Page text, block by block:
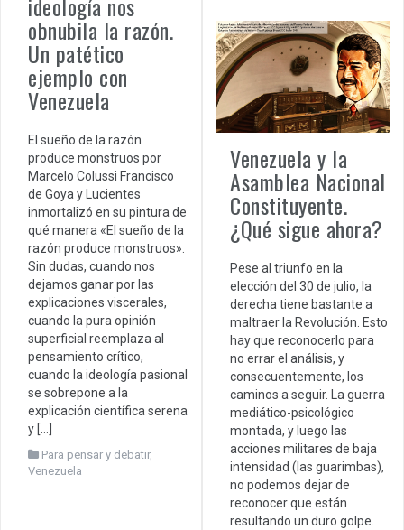
obnubila la razón.
Un patético
ejemplo con
Venezuela
El sueño de la razón
produce monstruos por
Marcelo Colussi Francisco
de Goya y Lucientes
inmortalizó en su pintura de
qué manera «El sueño de la
razón produce monstruos».
Sin dudas, cuando nos
dejamos ganar por las
explicaciones viscerales,
cuando la pura opinión
superficial reemplaza al
pensamiento crítico,
cuando la ideología pasional
se sobrepone a la
explicación científica serena
y […]
Para pensar y debatir,
Venezuela
Venezuela y la
Asamblea Nacional
Constituyente.
¿Qué sigue ahora?
Pese al triunfo en la
elección del 30 de julio, la
derecha tiene bastante a
maltraer la Revolución. Esto
hay que reconocerlo para
no errar el análisis, y
consecuentemente, los
caminos a seguir. La guerra
mediático-psicológico
montada, y luego las
acciones militares de baja
intensidad (las guarimbas),
no podemos dejar de
reconocer que están
resultando un duro golpe.